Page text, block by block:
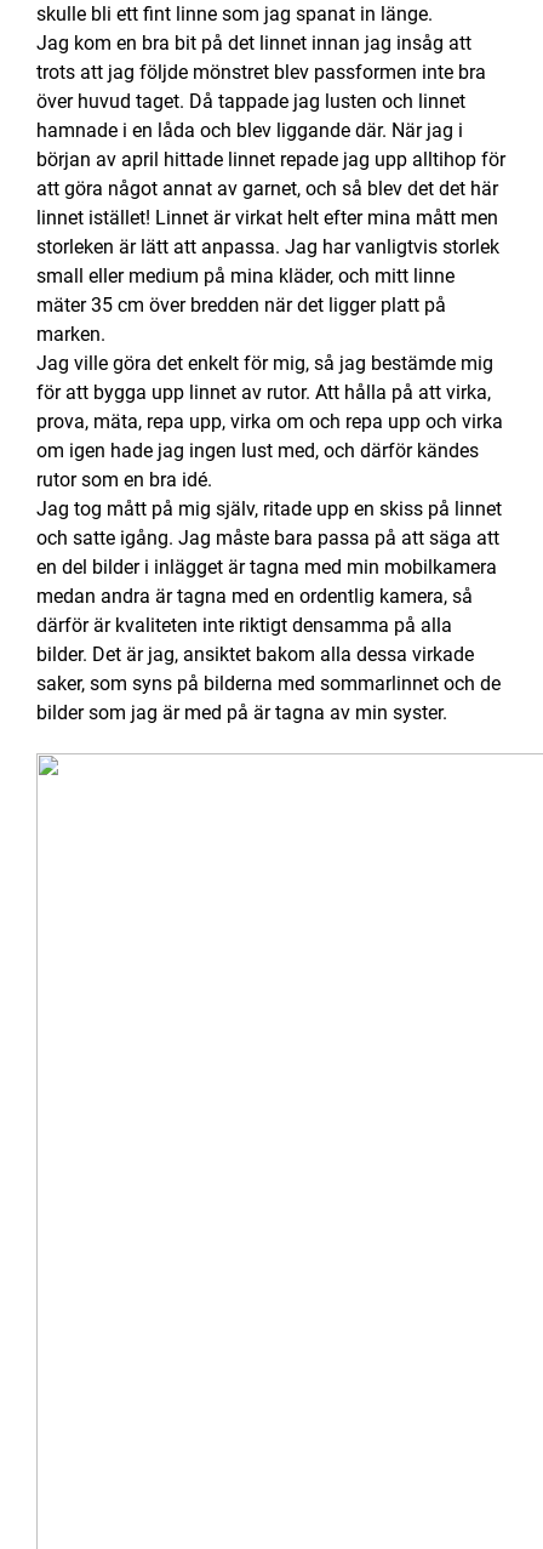
skulle bli ett fint linne som jag spanat in länge.
Jag kom en bra bit på det linnet innan jag insåg att
trots att jag följde mönstret blev passformen inte bra
över huvud taget. Då tappade jag lusten och linnet
hamnade i en låda och blev liggande där. När jag i
början av april hittade linnet repade jag upp alltihop för
att göra något annat av garnet, och så blev det det här
linnet istället! Linnet är virkat helt efter mina mått men
storleken är lätt att anpassa. Jag har vanligtvis storlek
small eller medium på mina kläder, och mitt linne
mäter 35 cm över bredden när det ligger platt på
marken.
Jag ville göra det enkelt för mig, så jag bestämde mig
för att bygga upp linnet av rutor. Att hålla på att virka,
prova, mäta, repa upp, virka om och repa upp och virka
om igen hade jag ingen lust med, och därför kändes
rutor som en bra idé.
Jag tog mått på mig själv, ritade upp en skiss på linnet
och satte igång. Jag måste bara passa på att säga att
en del bilder i inlägget är tagna med min mobilkamera
medan andra är tagna med en ordentlig kamera, så
därför är kvaliteten inte riktigt densamma på alla
bilder. Det är jag, ansiktet bakom alla dessa virkade
saker, som syns på bilderna med sommarlinnet och de
bilder som jag är med på är tagna av min syster.